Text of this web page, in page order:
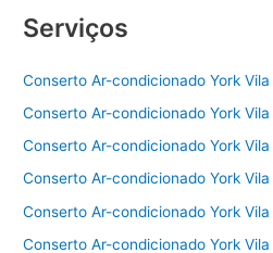
Serviços
Conserto Ar-condicionado York
Conserto Ar-condicionado York
Conserto Ar-condicionado York Vila
Conserto Ar-condicionado York
Conserto Ar-condicionado York
Conserto Ar-condicionado York Vila